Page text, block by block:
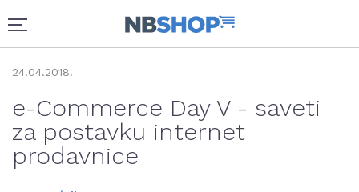
24.04.2018.
e-Commerce Day V - saveti
za postavku internet
prodavnice